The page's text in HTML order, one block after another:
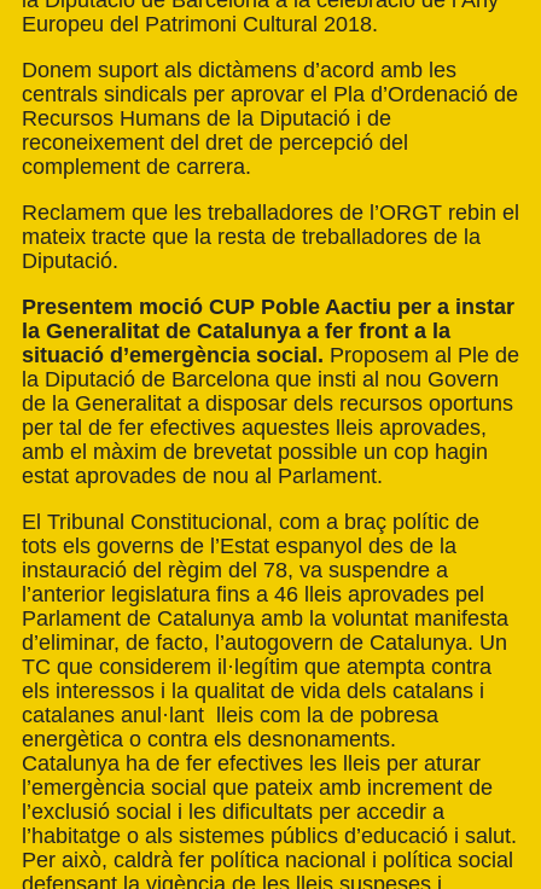
Europeu del Patrimoni Cultural 2018.
Donem suport als dictàmens d’acord amb les
centrals sindicals per aprovar el Pla d’Ordenació de
Recursos Humans de la Diputació i de
reconeixement del dret de percepció del
complement de carrera.
Reclamem que les treballadores de l’ORGT rebin el
mateix tracte que la resta de treballadores de la
Diputació.
Presentem moció CUP Poble Aactiu per a instar
la Generalitat de Catalunya a fer front a la
situació d’emergència social. Proposem al Ple de
la Diputació de Barcelona que insti al nou Govern
de la Generalitat a disposar dels recursos oportuns
per tal de fer efectives aquestes lleis aprovades,
amb el màxim de brevetat possible un cop hagin
estat aprovades de nou al Parlament.
El Tribunal Constitucional, com a braç polític de
tots els governs de l’Estat espanyol des de la
instauració del règim del 78, va suspendre a
l’anterior legislatura fins a 46 lleis aprovades pel
Parlament de Catalunya amb la voluntat manifesta
d’eliminar, de facto, l’autogovern de Catalunya. Un
TC que considerem il·legítim que atempta contra
els interessos i la qualitat de vida dels catalans i
catalanes anul·lant lleis com la de pobresa
energètica o contra els desnonaments.
Catalunya ha de fer efectives les lleis per aturar
l’emergència social que pateix amb increment de
l’exclusió social i les dificultats per accedir a
l’habitatge o als sistemes públics d’educació i salut.
Per això, caldrà fer política nacional i política social